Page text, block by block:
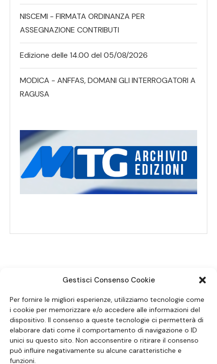
Gestisci Consenso Cookie
Per fornire le migliori esperienze, utilizziamo tecnologie come
i cookie per memorizzare e/o accedere alle informazioni del
dispositivo. Il consenso a queste tecnologie ci permetterà di
elaborare dati come il comportamento di navigazione o ID
unici su questo sito. Non acconsentire o ritirare il consenso
può influire negativamente su alcune caratteristiche e
funzioni.
NISCEMI - FIRMATA ORDINANZA PER
ASSEGNAZIONE CONTRIBUTI
Edizione delle 14.00 del 05/08/2026
MODICA - ANFFAS, DOMANI GLI INTERROGATORI A
RAGUSA
SEGUICI SUI SOCIAL